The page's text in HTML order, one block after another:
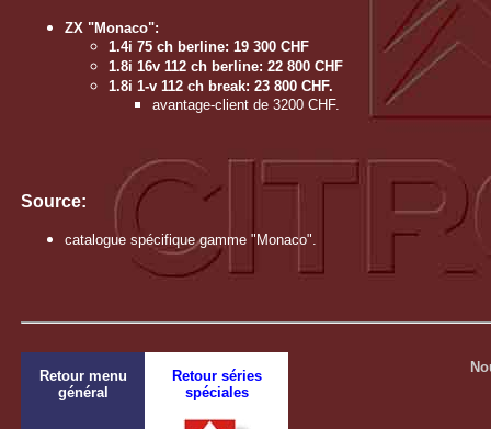
ZX "Monaco":
1.4i 75 ch berline: 19 300 CHF
1.8i 16v 112 ch berline: 22 800 CHF
1.8i 1-v 112 ch break: 23 800 CHF.
avantage-client de 3200 CHF.
Source:
catalogue spécifique gamme "Monaco".
Retour menu
général
Retour séries
spéciales